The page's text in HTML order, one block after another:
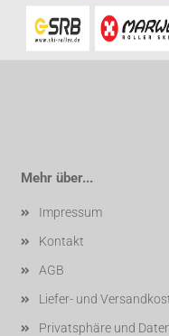
Mehr über...
Impressum
Kontakt
AGB
Liefer- und
Privatsphäre und